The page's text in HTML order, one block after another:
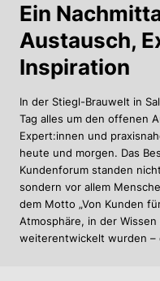
Ein
Austausch,
Inspiration
In der Stiegl-Brauwelt in
Tag alles um den offenen
Expert:innen und
heute und morgen. Das
Kundenforum standen
sondern vor allem
dem Motto „Von Kunden
Atmosphäre, in der
weiterentwickelt wurden –